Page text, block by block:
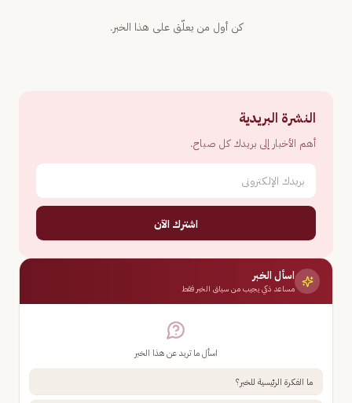
كن أول من يعلّق على هذا الخبر.
النشرة البريدية
أهم الأخبار إلى بريدك كل صباح.
اشترك الآن
اسأل الخبر
مساعد ذكي يجيب من سياق الخبر فقط
اسأل ما تريد عن هذا الخبر
ما الفكرة الرئيسية للخبر؟